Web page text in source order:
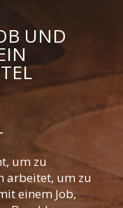
UND
um zu
arbeitet, um zu
einem Job,